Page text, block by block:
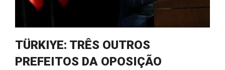
TÜRKIYE: TRÊS OUTROS
PREFEITOS DA OPOSIÇÃO